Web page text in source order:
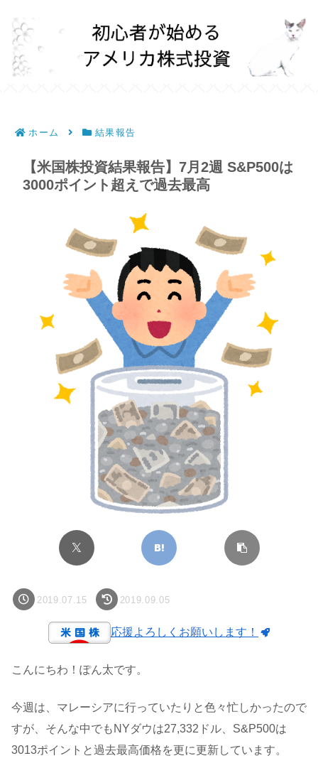
ホーム 結果報告
【米国株投資結果報告】7月2週 S&P500は
3000ポイント超えで過去最高
2019.07.15 2019.09.05
応援よろしくお願いします！
こんにちわ！ぽん太です。
今週は、マレーシアに行っていたりと色々忙しかったので
すが、そんな中でもNYダウは27,332ドル、S&P500は
3013ポイントと過去最高価格を更に更新しています。